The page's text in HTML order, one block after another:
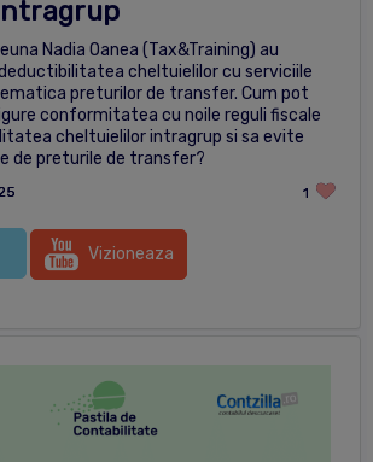
Nadia Oanea (Tax&Training) au
cheltuielilor cu serviciile
preturilor de transfer. Cum pot
conformitatea cu noile reguli fiscale
cheltuielilor intragrup si sa evite
de preturile de transfer?
1
Vizioneaza